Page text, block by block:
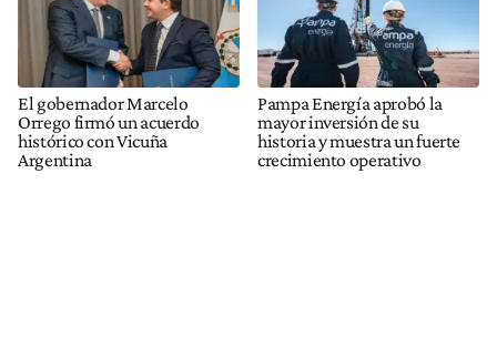
El gobernador Marcelo
Orrego firmó un acuerdo
histórico con Vicuña
Argentina
Pampa Energía aprobó la
mayor inversión de su
historia y muestra un fuerte
crecimiento operativo